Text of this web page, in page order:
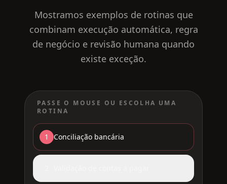
Mostramos exemplos de rotinas que
combinam execução automática, regra
de negócio e revisão humana quando
existe exceção.
PASSE O MOUSE OU ESCOLHA UMA
ROTINA
1 Conciliação bancária